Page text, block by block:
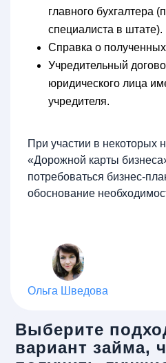
главного бухгалтера
специалиста в штате).
Справка о
Учредительный
юридического лица
учредителя.
При участии в некоторых
«Дорожной карты
потребоваться бизнес-
обоснование
Ольга Шведова
Выберите
вариант займа,